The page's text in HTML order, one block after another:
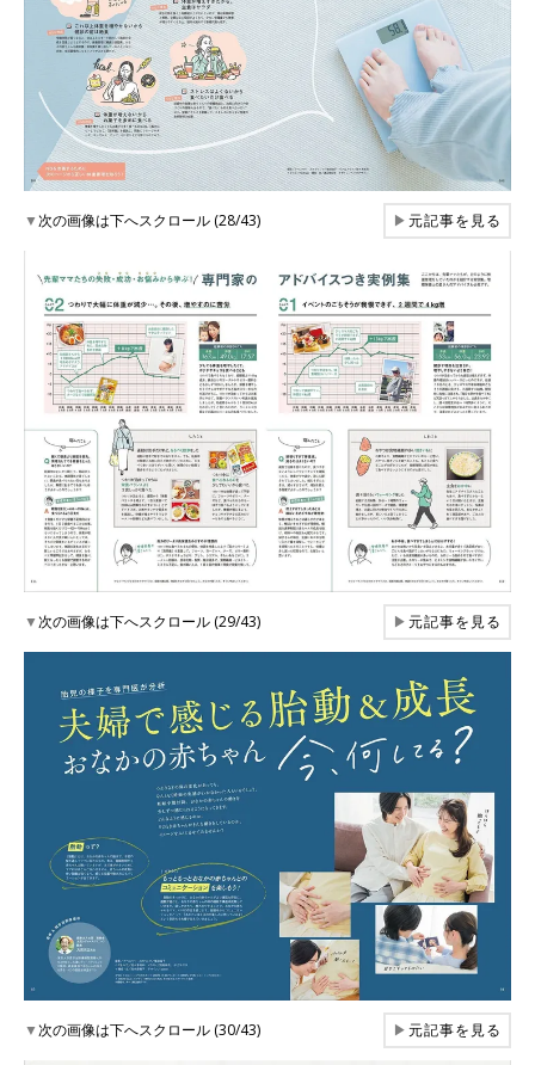
▼次の画像は下へスクロール (28/43) ▶元記事を見る
▼次の画像は下へスクロール (29/43) ▶元記事を見る
▼次の画像は下へスクロール (30/43) ▶元記事を見る